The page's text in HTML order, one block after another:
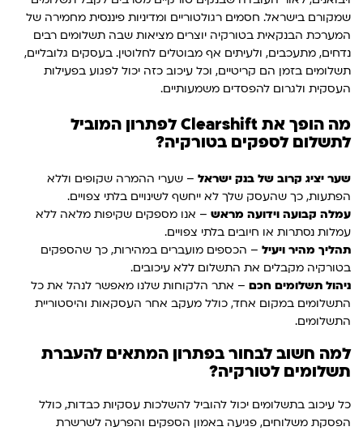
שמקורם בישראל. חסמים רגולטוריים ומדיניות פיננסית מחמירה של
המערכת הבנקאית בטורקיה יוצרים מציאות שבה תשלומים רבים
נדחים, מתעכבים, ולעיתים אף מבוטלים לחלוטין. בעסקים גלובליים,
תשלומים בזמן הם קריטיים, וכל עיכוב כזה יכול לפגוע בפעילות
העסקית ולגרום להפסדים משמעותיים.
מה הופך אתClearshiftלפתרון המוביל
לתשלום לספקים בטורקיה?
שער יציג קרוב של בנק ישראל – שערי ההמרה שקופים וללא
הפתעות, כך שהעסק שלך לא ייחשף לשינויים בלתי צפויים.
עמלה קבועה וידועה מראש – אנו מספקים שקיפות מלאה ללא
עמלות נסתרות או חיובים בלתי צפויים.
תהליך מהיר ויעיל – הכספים מועברים במהירות, כך שהספקים
בטורקיה מקבלים את התשלום ללא עיכובים.
ניהול תשלומים חכם – אתר הלקוחות שלנו מאפשר לנהל את כל
התשלומים במקום אחד, כולל מעקב אחר העסקאות והיסטוריית
התשלומים.
למה חשוב לבחור בפתרון המתאים להעברת
תשלומים לטורקיה?
כל עיכוב בתשלומים יכול להוביל להשלכות עסקיות כבדות, כולל
הפסקת משלוחים, פגיעה באמון הספקים והפרעה לשרשרת